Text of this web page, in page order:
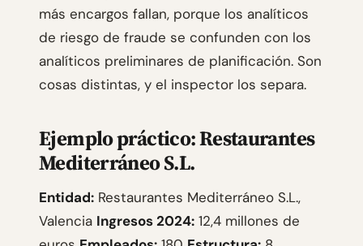
más encargos fallan, porque los analíticos
de riesgo de fraude se confunden con los
analíticos preliminares de planificación. Son
cosas distintas, y el inspector los separa.
Ejemplo práctico: Restaurantes
Mediterráneo S.L.
Entidad: Restaurantes Mediterráneo S.L.,
Valencia Ingresos 2024: 12,4 millones de